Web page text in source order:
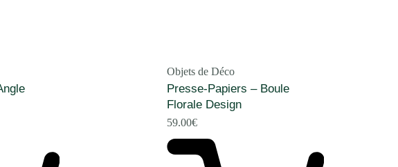
Objets de Déco
Presse-Papiers – Boule
Florale Design
59.00€